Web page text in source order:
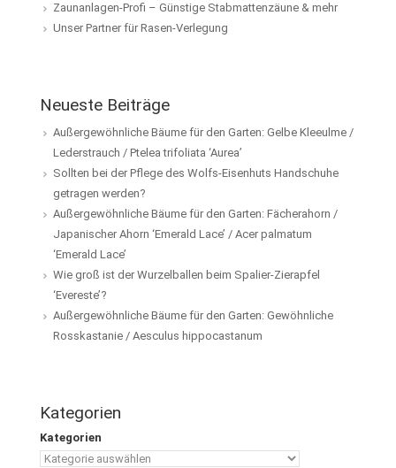
Zaunanlagen-Profi – Günstige Stabmattenzäune & mehr
Unser Partner für Rasen-Verlegung
Neueste Beiträge
Außergewöhnliche Bäume für den Garten: Gelbe Kleeulme /
Lederstrauch / Ptelea trifoliata ‘Aurea’
Sollten bei der Pflege des Wolfs-Eisenhuts Handschuhe
getragen werden?
Außergewöhnliche Bäume für den Garten: Fächerahorn /
Japanischer Ahorn ‘Emerald Lace’ / Acer palmatum
‘Emerald Lace’
Wie groß ist der Wurzelballen beim Spalier-Zierapfel
‘Evereste’?
Außergewöhnliche Bäume für den Garten: Gewöhnliche
Rosskastanie / Aesculus hippocastanum
Kategorien
Kategorien